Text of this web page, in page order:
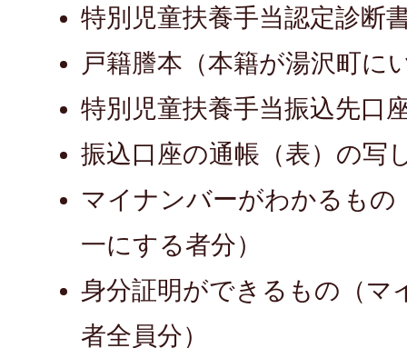
特別児童扶養手当認定診断
戸籍謄本（本籍が湯沢町に
特別児童扶養手当振込先口
振込口座の通帳（表）の写
マイナンバーがわかるもの
一にする者分）
身分証明ができるもの（マ
者全員分）